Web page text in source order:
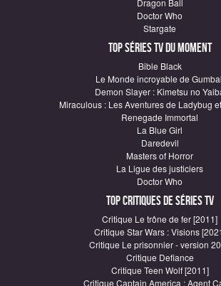
Dragon Ball
Doctor Who
Stargate
Top Séries TV du moment
Bible Black
Le Monde incroyable de
Demon Slayer : Kimetsu no
Miraculous : Les Aventures de Ladybug
Renegade Immortal
La Blue Girl
Daredevil
Masters of Horror
La Ligue des justiciers
Doctor Who
Top critiques de Séries TV
Critique Le trône de fer [2011]
Critique Star Wars : Visions
Critique Le prisonnier - version
Critique Defiance
Critique Teen Wolf [2011]
Critique Captain America : Agent